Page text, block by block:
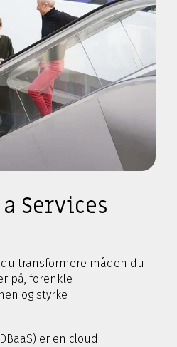
a Services
du transformere måden du
på, forenkle
og styrke
er en cloud